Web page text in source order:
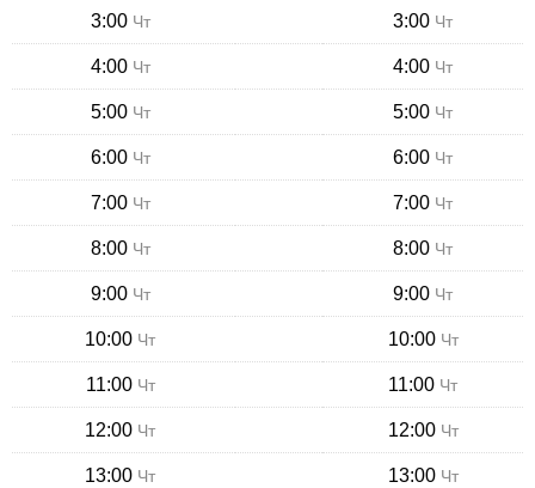
3:00 Чт 3:00 Чт
4:00 Чт 4:00 Чт
5:00 Чт 5:00 Чт
6:00 Чт 6:00 Чт
7:00 Чт 7:00 Чт
8:00 Чт 8:00 Чт
9:00 Чт 9:00 Чт
10:00 Чт 10:00 Чт
11:00 Чт 11:00 Чт
12:00 Чт 12:00 Чт
13:00 Чт 13:00 Чт